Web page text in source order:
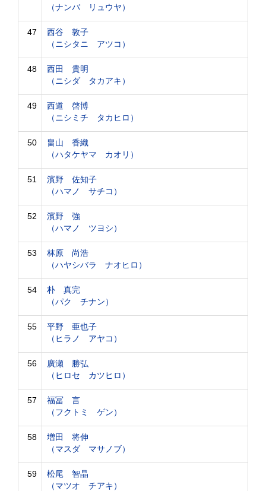
（ナンバ リュウヤ）
47
西谷 敦子
（ニシタニ アツコ）
48
西田 貴明
（ニシダ タカアキ）
49
西道 啓博
（ニシミチ タカヒロ）
50
畠山 香織
（ハタケヤマ カオリ）
51
濱野 佐知子
（ハマノ サチコ）
52
濱野 強
（ハマノ ツヨシ）
53
林原 尚浩
（ハヤシバラ ナオヒロ）
54
朴 真完
（パク チナン）
55
平野 亜也子
（ヒラノ アヤコ）
56
廣瀬 勝弘
（ヒロセ カツヒロ）
57
福冨 言
（フクトミ ゲン）
58
増田 将伸
（マスダ マサノブ）
59
松尾 智晶
（マツオ チアキ）